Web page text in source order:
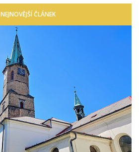
NEJNOVĚJŠÍ ČLÁNEK